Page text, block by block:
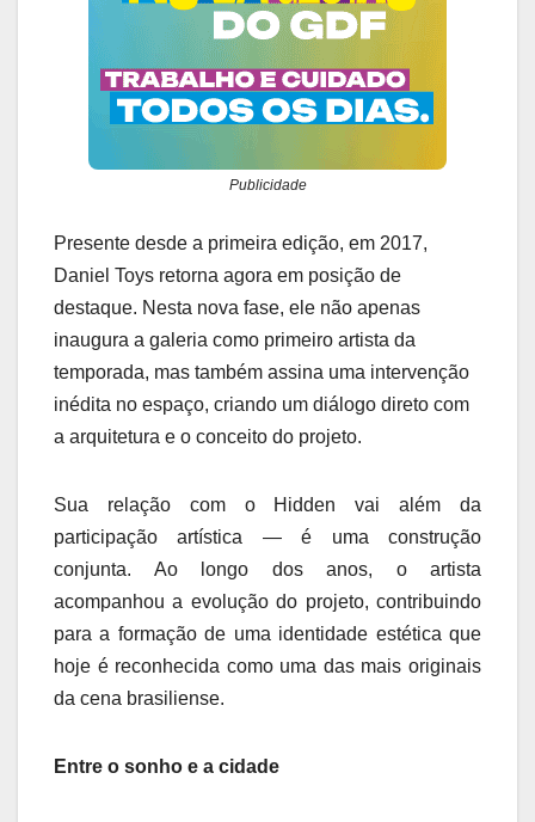
Publicidade
Presente desde a primeira edição, em 2017,
Daniel Toys retorna agora em posição de
destaque. Nesta nova fase, ele não apenas
inaugura a galeria como primeiro artista da
temporada, mas também assina uma intervenção
inédita no espaço, criando um diálogo direto com
a arquitetura e o conceito do projeto.
Sua relação com o Hidden vai além da
participação artística — é uma construção
conjunta. Ao longo dos anos, o artista
acompanhou a evolução do projeto, contribuindo
para a formação de uma identidade estética que
hoje é reconhecida como uma das mais originais
da cena brasiliense.
Entre o sonho e a cidade